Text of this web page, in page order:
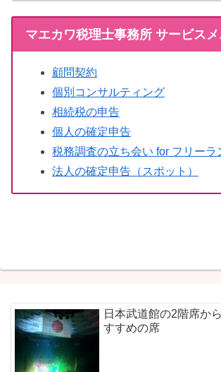
マエカワ税理士事務所 サービス
顧問契約
個別コンサルティング
相続税の申告
個人の確定申告
税務調査の立ち会い for フリーラ
法人の確定申告（スポット）
日本武道館の2階席か
すすめの席